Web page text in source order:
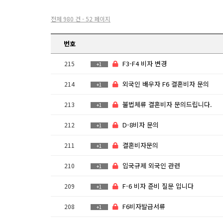
전체 980 건 - 52 페이지
번호
215 +1 F3-F4 비자 변경
214 +1 외국인 배우자 F6 결혼비자 문의
213 +1 불법체류 결혼비자 문의드립니다.
212 +1 D-8비자 문의
211 +1 결혼비자문의
210 +1 입국규제 외국인 관련
209 +1 F-6 비자 준비 질문 입니다
208 +1 F6비자발급서류